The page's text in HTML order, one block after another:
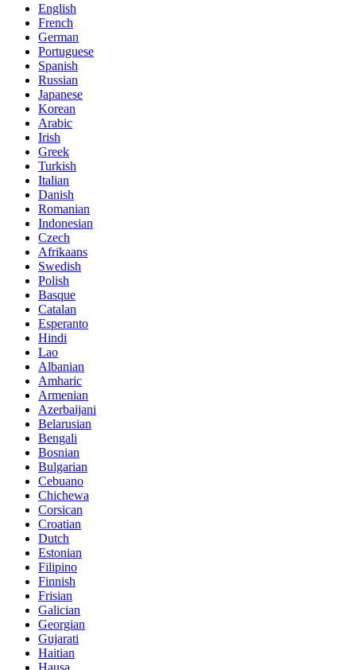
English
French
German
Portuguese
Spanish
Russian
Japanese
Korean
Arabic
Irish
Greek
Turkish
Italian
Danish
Romanian
Indonesian
Czech
Afrikaans
Swedish
Polish
Basque
Catalan
Esperanto
Hindi
Lao
Albanian
Amharic
Armenian
Azerbaijani
Belarusian
Bengali
Bosnian
Bulgarian
Cebuano
Chichewa
Corsican
Croatian
Dutch
Estonian
Filipino
Finnish
Frisian
Galician
Georgian
Gujarati
Haitian
Hausa